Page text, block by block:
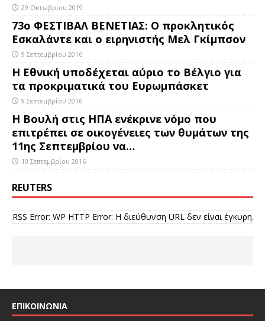
29 Οκτωβρίου 2019
73ο ΦΕΣΤΙΒΑΛ ΒΕΝΕΤΙΑΣ: Ο προκλητικός
Εσκαλάντε και ο ειρηνιστής Μελ Γκίμπσον
9 Σεπτεμβρίου 2016
Η Εθνική υποδέχεται αύριο το Βέλγιο για
τα προκριματικά του Ευρωμπάσκετ
9 Σεπτεμβρίου 2016
Η Βουλή στις ΗΠΑ ενέκρινε νόμο που
επιτρέπει σε οικογένειες των θυμάτων της
11ης Σεπτεμβρίου να…
10 Σεπτεμβρίου 2016
REUTERS
RSS Error: WP HTTP Error: Η διεύθυνση URL δεν είναι έγκυρη.
ΕΠΙΚΟΙΝΩΝΙΑ